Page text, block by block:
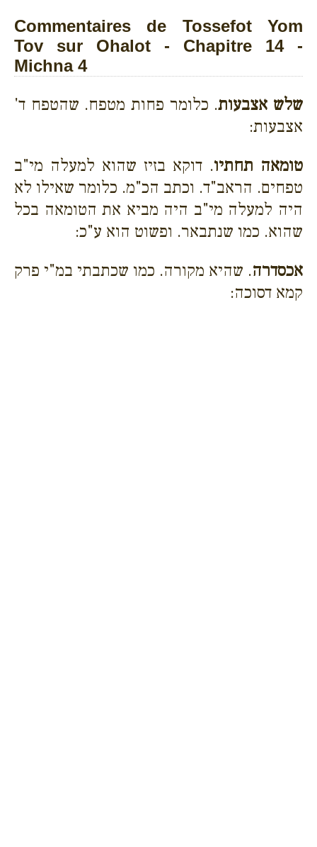
Commentaires de Tossefot Yom
Tov sur Ohalot - Chapitre 14 -
Michna 4
שלש אצבעות. כלומר פחות מטפח. שהטפח ד'
אצבעות:
טומאה תחתיו. דוקא בזיז שהוא למעלה מי"ב
טפחים. הראב"ד. וכתב הכ"מ. כלומר שאילו לא
היה למעלה מי"ב היה מביא את הטומאה בכל
שהוא. כמו שנתבאר. ופשוט הוא ע"כ:
אכסדרה. שהיא מקורה. כמו שכתבתי במ"י פרק
קמא דסוכה: